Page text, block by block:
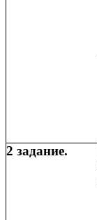
2 задание.